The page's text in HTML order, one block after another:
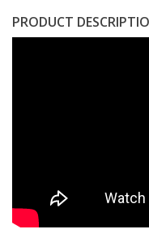
PRODUCT